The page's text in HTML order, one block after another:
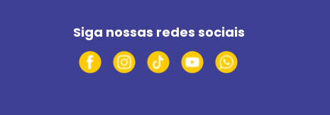
Siga nossas redes sociais